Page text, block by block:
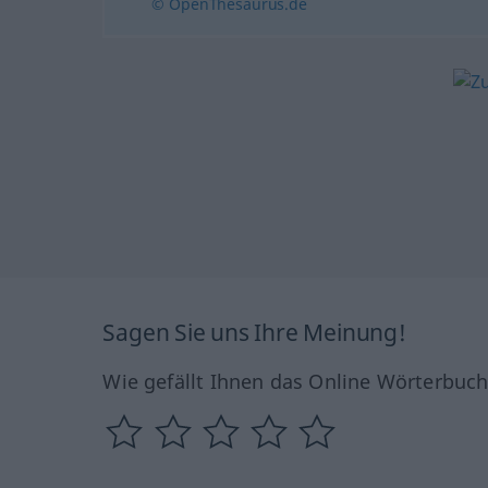
Sagen Sie uns Ihre Meinung!
Wie gefällt Ihnen das Online